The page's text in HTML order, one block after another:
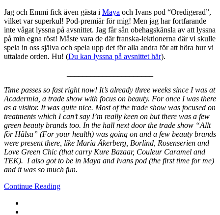
Jag och Emmi fick även gästa i Maya och Ivans pod “Oredigerad”,
vilket var superkul! Pod-premiär för mig! Men jag har fortfarande
inte vågat lyssna på avsnittet. Jag får sån obehagskänsla av att lyssna
på min egna röst! Måste vara de där franska-lektionerna där vi skulle
spela in oss själva och spela upp det för alla andra för att höra hur vi
uttalade orden. Hu! (Du kan lyssna på avsnittet här).
Time passes so fast right now! It’s already three weeks since I was at
Acadermia, a trade show with focus on beauty. For once I was there
as a visitor. It was quite nice. Most of the trade show was focused on
treatments which I can’t say I’m really keen on but there was a few
green beauty brands too. In the hall next door the trade show “Allt
för Hälsa” (For your health) was going on and a few beauty brands
were present there, like Maria Åkerberg, Borlind, Rosenserien and
Love Green Chic (that carry Kure Bazaar, Couleur Caramel and
TEK). I also got to be in Maya and Ivans pod (the first time for me)
and it was so much fun.
Continue Reading